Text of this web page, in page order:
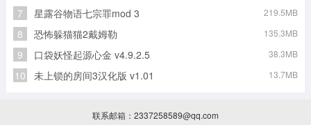
7 星露谷物语七宗罪mod 3 219.5MB
8 恐怖躲猫猫2戴姆勒 135.3MB
9 口袋妖怪起源心金 v4.9.2.5 38.3MB
10 未上锁的房间3汉化版 v1.01 13.7MB
联系邮箱：2337258589@qq.com